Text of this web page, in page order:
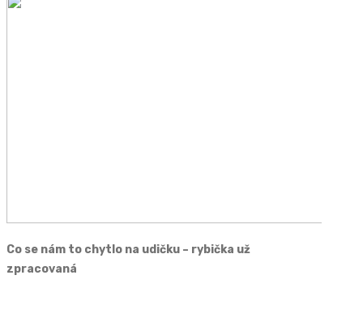
Co se nám to chytlo na udičku – rybička už
zpracovaná